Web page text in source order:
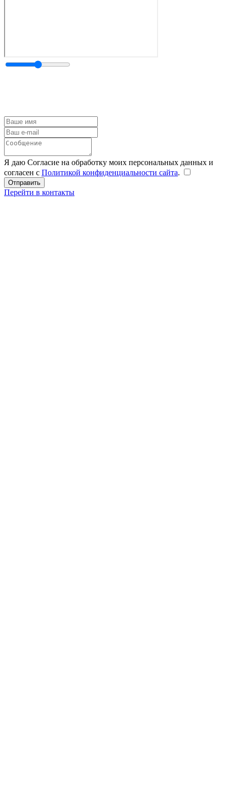
Я даю Согласие на обработку моих персональных данных и
согласен с Политикой конфиденциальности сайта.
Перейти в контакты